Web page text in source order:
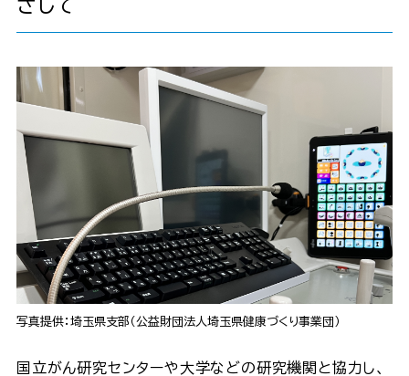
ざして
写真提供：埼玉県支部（公益財団法人埼玉県健康づくり事業団）
国立がん研究センターや大学などの研究機関と協力し、